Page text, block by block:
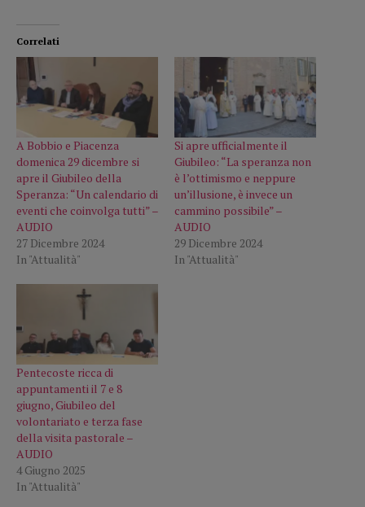
Correlati
A Bobbio e Piacenza
domenica 29 dicembre si
apre il Giubileo della
Speranza: “Un calendario di
eventi che coinvolga tutti” –
AUDIO
27 Dicembre 2024
In "Attualità"
Si apre ufficialmente il
Giubileo: “La speranza non
è l’ottimismo e neppure
un’illusione, è invece un
cammino possibile” –
AUDIO
29 Dicembre 2024
In "Attualità"
Pentecoste ricca di
appuntamenti il 7 e 8
giugno, Giubileo del
volontariato e terza fase
della visita pastorale –
AUDIO
4 Giugno 2025
In "Attualità"